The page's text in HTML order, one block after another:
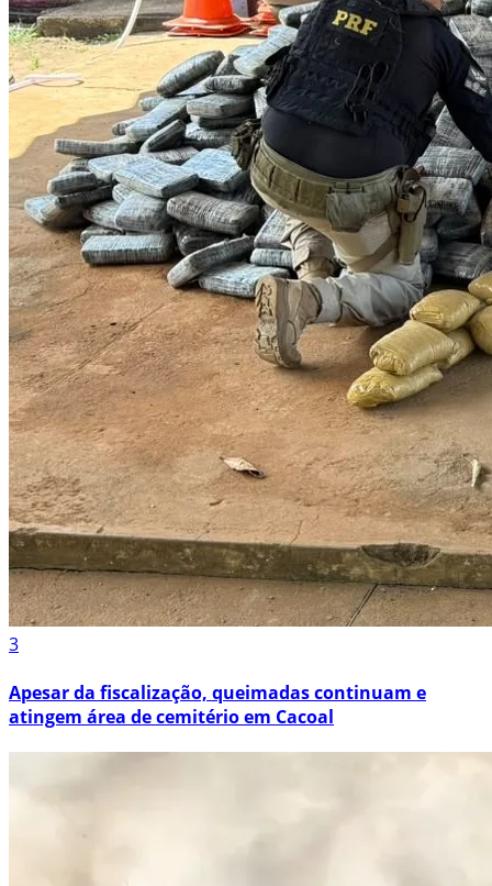
3
Apesar da fiscalização, queimadas continuam e
atingem área de cemitério em Cacoal